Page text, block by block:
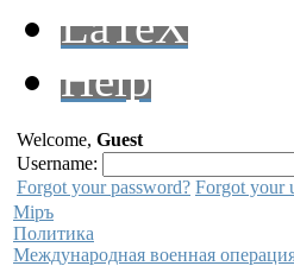
LaTeX
Help
Welcome, Guest
Username:
Forgot your password? Forgot your
Мiръ
Политика
Международная военная